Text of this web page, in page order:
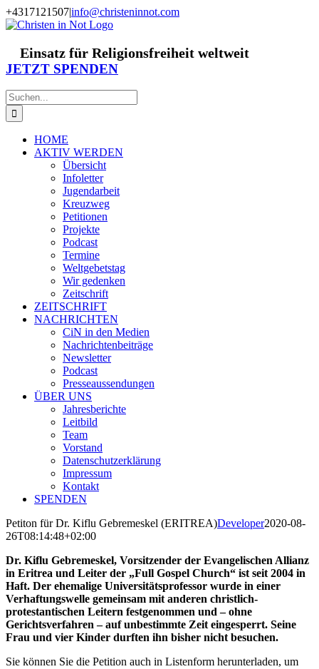
Zum
Inhalt
+4317121507|info@christeninnot.com
Facebook
Instagram
X
Spenden
Newsletter
Einsatz für Religionsfreiheit weltweit
JETZT SPENDEN
Suche
nach:
HOME
AKTIV WERDEN
Übersicht
Infoletter
Jugendarbeit
Kreuzweg
Petitionen
Projekte
Podcast
Termine
Weltgebetstag
Wir gedenken
Zeitschrift
ZEITSCHRIFT
NACHRICHTEN
CiN in den Medien
Nachrichtenbeiträge
Newsletter
Podcast
Presseaussendungen
ÜBER UNS
Jahresberichte
Leitbild
Team
Vorstand
Datenschutzerklärung
Impressum
Kontakt
SPENDEN
Petiton für Dr. Kiflu Gebremeskel (ERITREA)Developer2020-08-
26T08:14:48+02:00
Dr. Kiflu Gebremeskel, Vorsitzender der Evangelischen Allianz
in Eritrea und Leiter der „Full Gospel Church“ ist seit 2004 in
Haft. Der ehemalige Universitätsprofessor wurde in einer
Verhaftungswelle gemeinsam mit anderen christlich-
protestantischen Leitern festgenommen und – ohne
Gerichtsverfahren – auf unbestimmte Zeit eingesperrt. Seine
Frau und vier Kinder durften ihn bisher nicht besuchen.
Sie können Sie die Petition auch in Listenform herunterladen, um